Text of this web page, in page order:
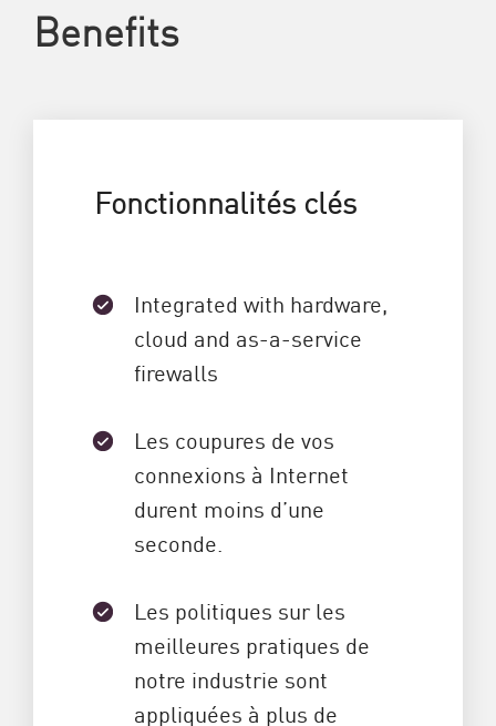
Benefits
Fonctionnalités clés
Integrated with hardware,
cloud and as-a-service
firewalls
Les coupures de vos
connexions à Internet
durent moins d’une
seconde.
Les politiques sur les
meilleures pratiques de
notre industrie sont
appliquées à plus de